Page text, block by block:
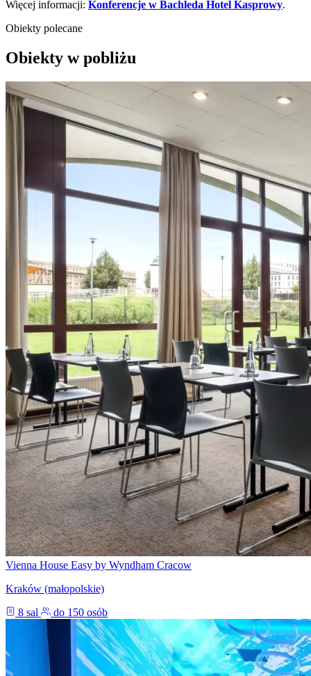
Więcej informacji: Konferencje w Bachleda Hotel Kasprowy.
Obiekty polecane
Obiekty w pobliżu
Vienna House Easy by Wyndham Cracow
Kraków (małopolskie)
8 sal
do 150 osób